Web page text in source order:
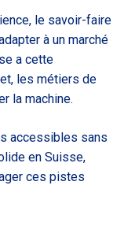
le savoir-faire
à un marché
a cette
les métiers de
la machine.
accessibles sans
en Suisse,
ces pistes